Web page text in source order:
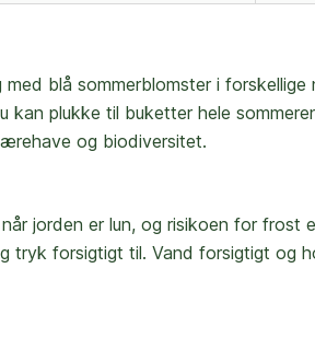
blå sommerblomster i
kan plukke til buketter hele
og biodiversitet.
jorden er lun, og risikoen for
forsigtigt til. Vand forsigtigt og